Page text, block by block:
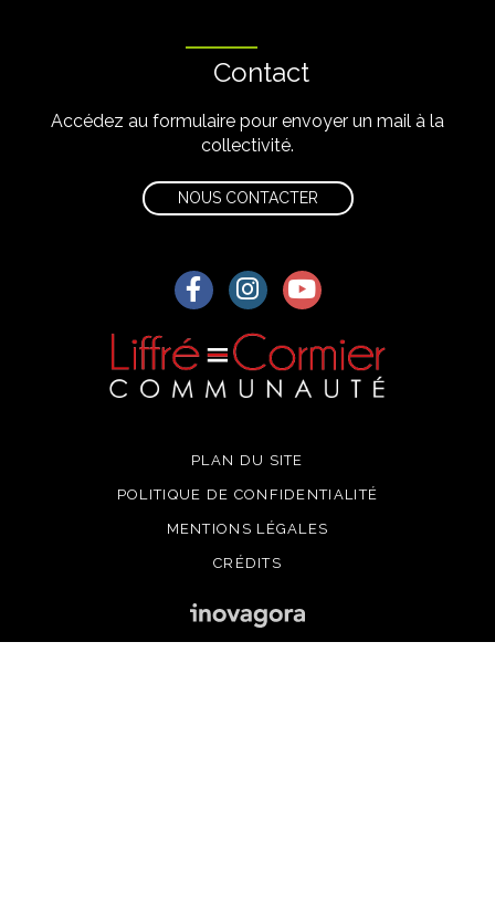
Contact
Accédez au formulaire pour envoyer un mail à la
collectivité.
NOUS CONTACTER
Lien vers le compte Facebook
Lien vers le compte
Lien vers la chaîne
PLAN DU SITE
POLITIQUE DE CONFIDENTIALITÉ
MENTIONS LÉGALES
CRÉDITS